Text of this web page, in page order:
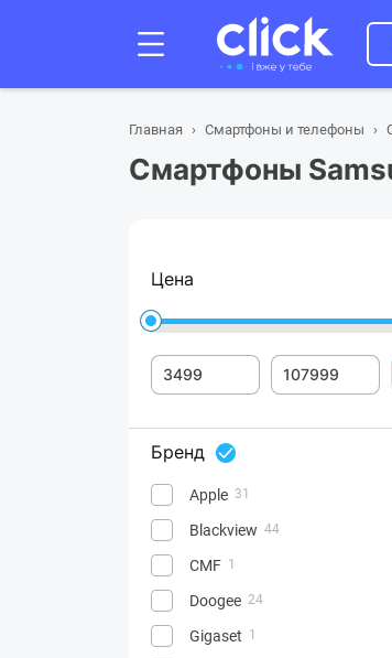
Главная Смартфоны и телефоны
Смартфоны
Цена
Бренд
Apple 31
Blackview 44
CMF 1
Doogee 24
Gigaset 1